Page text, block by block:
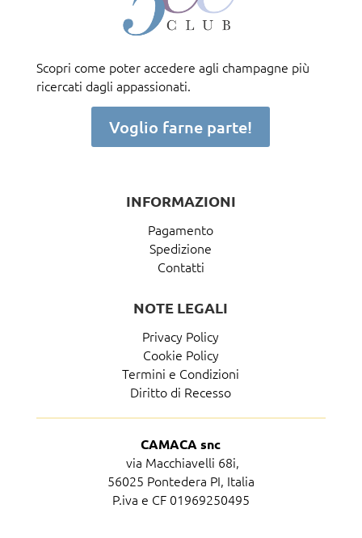
Scopri come poter accedere agli champagne più
ricercati dagli appassionati.
Voglio farne parte!
INFORMAZIONI
Pagamento
Spedizione
Contatti
NOTE LEGALI
Privacy Policy
Cookie Policy
Termini e Condizioni
Diritto di Recesso
CAMACA snc
via Macchiavelli 68i,
56025 Pontedera PI, Italia
P.iva e CF 01969250495